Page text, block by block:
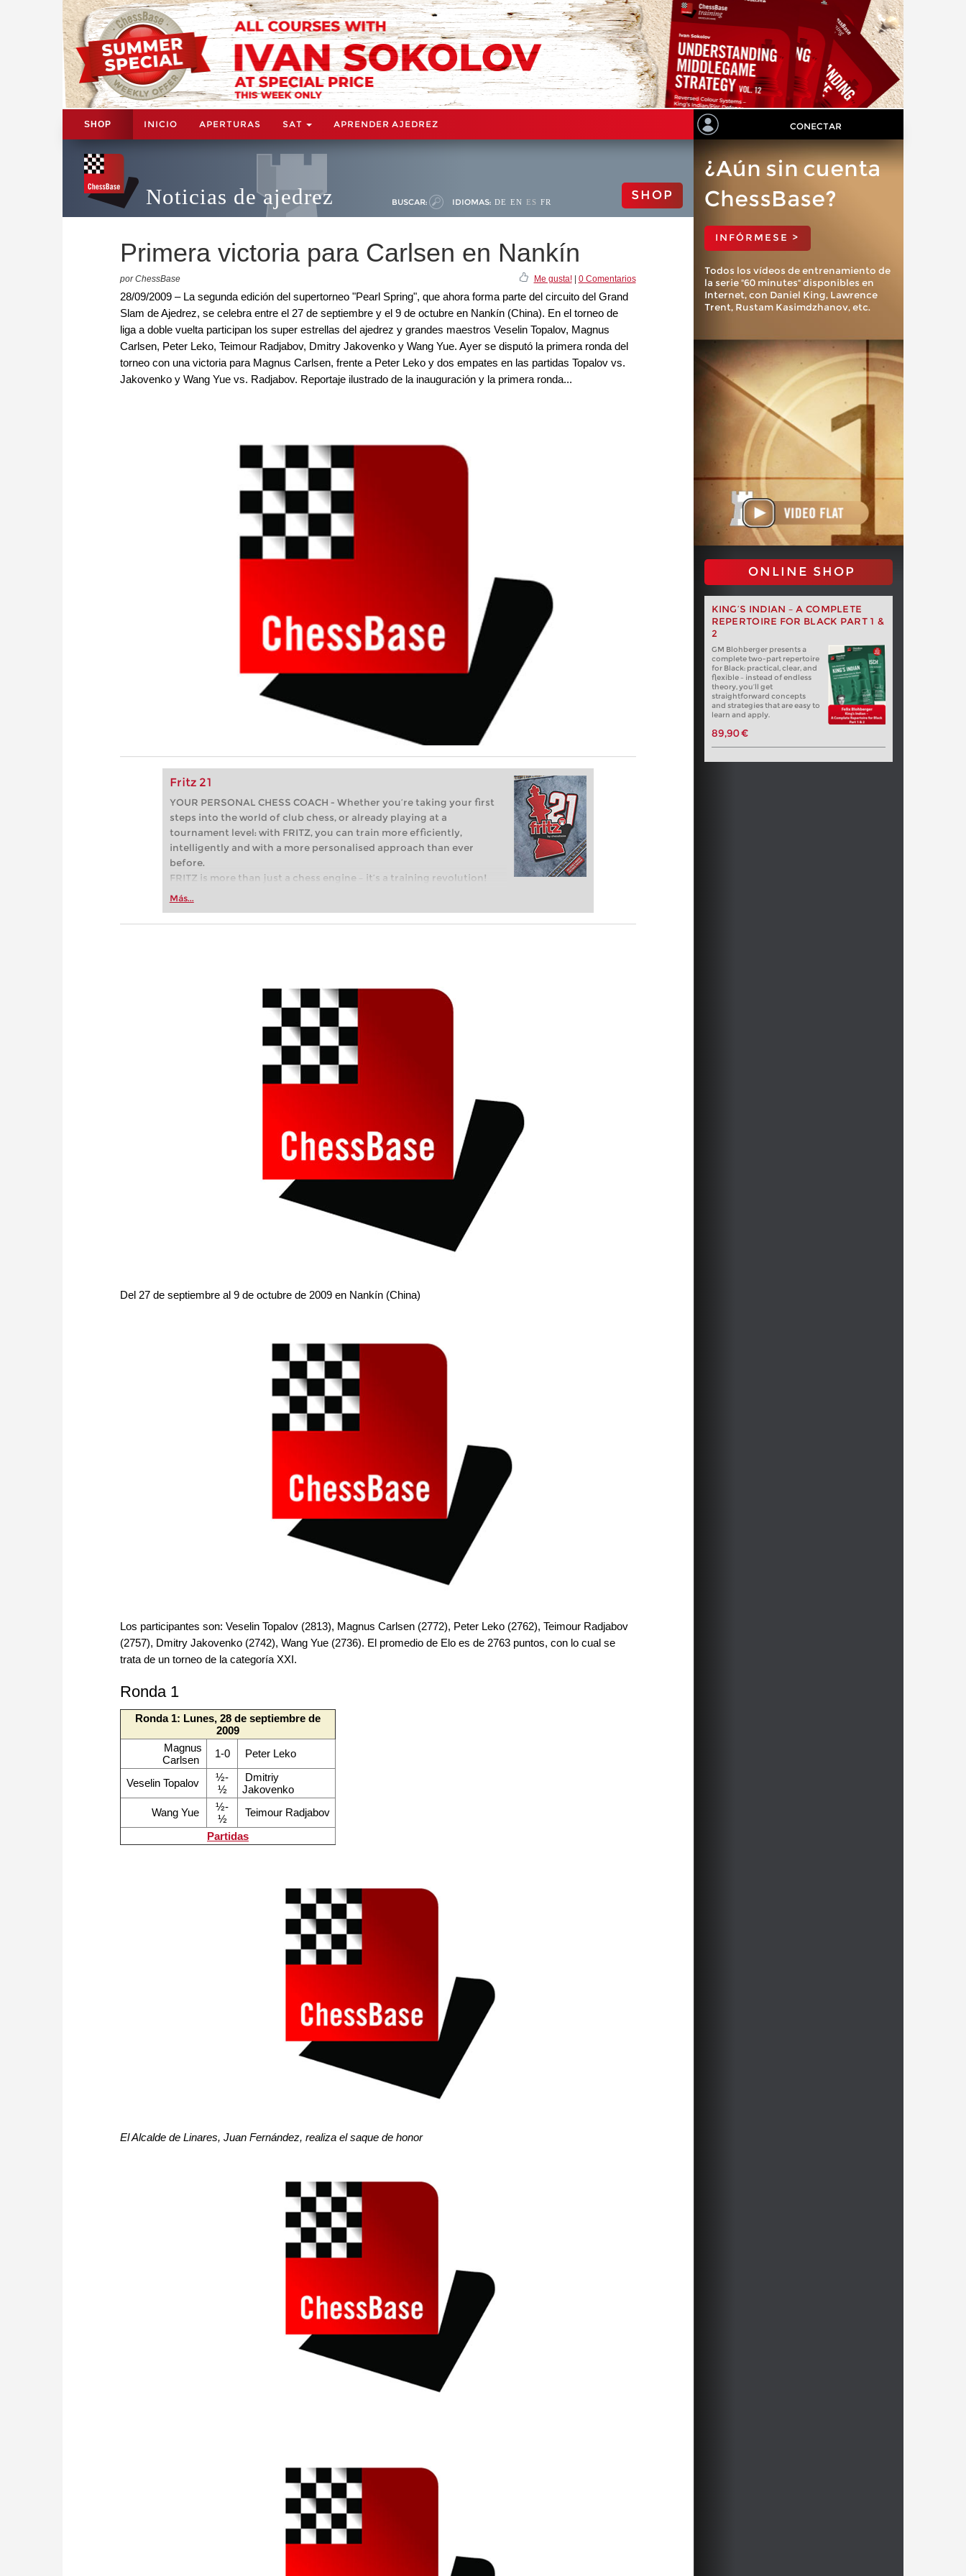
SHOP INICIO APERTURAS SAT APRENDER AJEDREZ CONECTAR
Noticias de ajedrez BUSCAR: IDIOMAS: DE EN ES FR SHOP
Primera victoria para Carlsen en Nankín
por ChessBase Me gusta!| 0 Comentarios
28/09/2009 – La segunda edición del supertorneo "Pearl Spring", que ahora forma parte del circuito del Grand
Slam de Ajedrez, se celebra entre el 27 de septiembre y el 9 de octubre en Nankín (China). En el torneo de
liga a doble vuelta participan los super estrellas del ajedrez y grandes maestros Veselin Topalov, Magnus
Carlsen, Peter Leko, Teimour Radjabov, Dmitry Jakovenko y Wang Yue. Ayer se disputó la primera ronda del
torneo con una victoria para Magnus Carlsen, frente a Peter Leko y dos empates en las partidas Topalov vs.
Jakovenko y Wang Yue vs. Radjabov. Reportaje ilustrado de la inauguración y la primera ronda...
Fritz 21
YOUR PERSONAL CHESS COACH - Whether you’re taking your first
steps into the world of club chess, or already playing at a
tournament level: with FRITZ, you can train more efficiently,
intelligently and with a more personalised approach than ever
before.
FRITZ is more than just a chess engine – it’s a training revolution!
Whether you’re taking your first steps into the world of club chess,
more efficiently, intelligently and with a more personalised
Más...
¿Aún sin cuenta
ChessBase?
INFÓRMESE >
Todos los vídeos de entrenamiento de
la serie "60 minutes" disponibles en
Internet, con Daniel King, Lawrence
Trent, Rustam Kasimdzhanov, etc.
ONLINE SHOP
KING’S INDIAN – A COMPLETE
REPERTOIRE FOR BLACK PART 1 &
2
GM Blohberger presents a
complete two-part repertoire
for Black: practical, clear, and
flexible – instead of endless
theory, you’ll get
straightforward concepts
and strategies that are easy to
learn and apply.
89,90 €
Del 27 de septiembre al 9 de octubre de 2009 en Nankín (China)
Los participantes son: Veselin Topalov (2813), Magnus Carlsen (2772), Peter Leko (2762), Teimour Radjabov
(2757), Dmitry Jakovenko (2742), Wang Yue (2736). El promedio de Elo es de 2763 puntos, con lo cual se
trata de un torneo de la categoría XXI.
Ronda 1
Ronda 1: Lunes, 28 de septiembre de
2009
Magnus
Carlsen
1-0 Peter Leko
Veselin Topalov
½-
½
Dmitriy
Jakovenko
Wang Yue
½-
½
Teimour Radjabov
Partidas
El Alcalde de Linares, Juan Fernández, realiza el saque de honor